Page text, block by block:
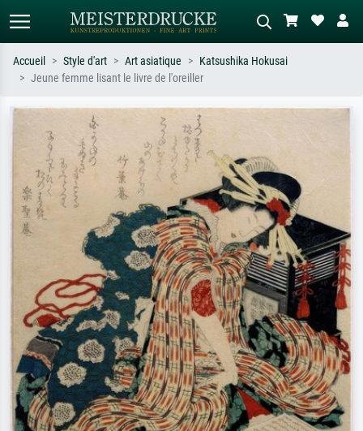
Recherchez par artiste, titre ou style –
ex. Monet, Nuit étoilée,
impressionnisme, vague de Hokusai,
nu.
Décrivez la scène – ex. prairie verte,
abstrait avec beaucoup de rouge,
tableau sombre, nu debout près d'un
arbre.
Accueil Style d'art Art asiatique
Katsushika Hokusai
Jeune femme lisant le livre de l'oreiller